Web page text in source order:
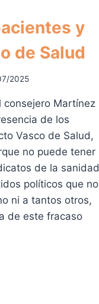
y
de Salud
2025
consejero Martínez
de los
Vasco de Salud,
no puede tener
de la sanidad
políticos que no
ni a tantos otros,
de este fracaso